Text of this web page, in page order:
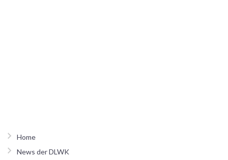
Home
News der DLWK